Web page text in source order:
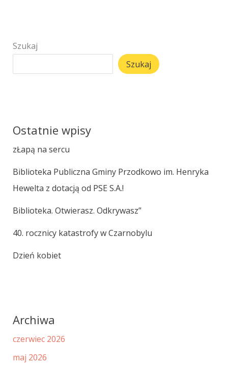
Szukaj
Szukaj
Ostatnie wpisy
zŁapą na sercu
Biblioteka Publiczna Gminy Przodkowo im. Henryka
Hewelta z dotacją od PSE S.A.!
Biblioteka. Otwierasz. Odkrywasz”
40. rocznicy katastrofy w Czarnobylu
Dzień kobiet
Archiwa
czerwiec 2026
maj 2026